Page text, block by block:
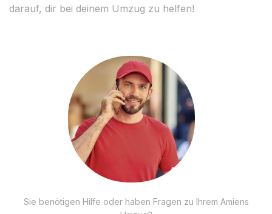
darauf, dir bei deinem Umzug zu helfen!
Sie benötigen Hilfe oder haben Fragen zu Ihrem Amiens